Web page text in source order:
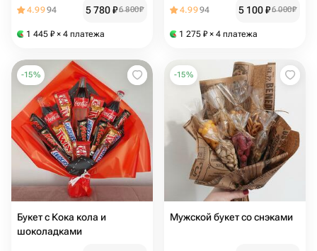
4.9994 5 780₽6 800₽
1 445 ₽ × 4 платежа
4.9994 5 100₽6 000₽
1 275 ₽ × 4 платежа
-15%
Букет с Кока кола и
шоколадками
-15%
Мужской букет со снэками